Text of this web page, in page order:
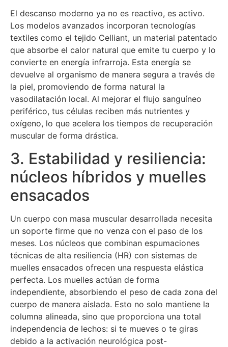
El descanso moderno ya no es reactivo, es activo.
Los modelos avanzados incorporan tecnologías
textiles como el tejido Celliant, un material patentado
que absorbe el calor natural que emite tu cuerpo y lo
convierte en energía infrarroja. Esta energía se
devuelve al organismo de manera segura a través de
la piel, promoviendo de forma natural la
vasodilatación local. Al mejorar el flujo sanguíneo
periférico, tus células reciben más nutrientes y
oxígeno, lo que acelera los tiempos de recuperación
muscular de forma drástica.
3. Estabilidad y resiliencia:
núcleos híbridos y muelles
ensacados
Un cuerpo con masa muscular desarrollada necesita
un soporte firme que no venza con el paso de los
meses. Los núcleos que combinan espumaciones
técnicas de alta resiliencia (HR) con sistemas de
muelles ensacados ofrecen una respuesta elástica
perfecta. Los muelles actúan de forma
independiente, absorbiendo el peso de cada zona del
cuerpo de manera aislada. Esto no solo mantiene la
columna alineada, sino que proporciona una total
independencia de lechos: si te mueves o te giras
debido a la activación neurológica post-